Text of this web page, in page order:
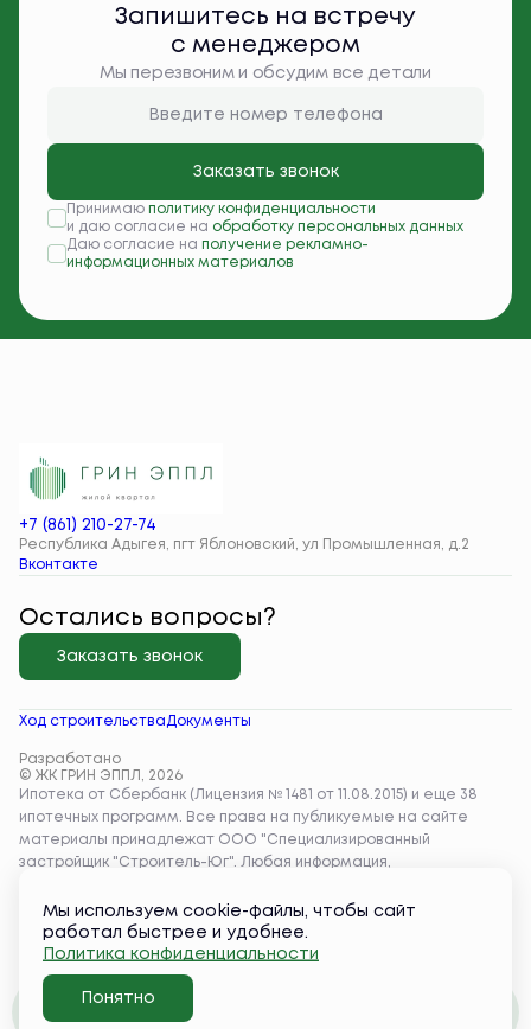
Запишитесь на встречу
с менеджером
Мы перезвоним и обсудим все детали
Заказать звонок
Принимаю политику конфиденциальности
и даю согласие на обработку персональных данных
Даю согласие на получение рекламно-
информационных материалов
+7 (861) 210-27-74
Республика Адыгея, пгт Яблоновский, ул Промышленная, д.2
Вконтакте
Ход строительстваДокументы
Разработано
© ЖК ГРИН ЭППЛ, 2026
Остались вопросы?
Заказать звонок
Забронировать
Мы используем cookie-файлы, чтобы сайт
работал быстрее и удобнее.
Политика конфиденциальности
Понятно